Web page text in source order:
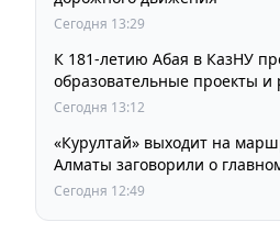
Сегодня 13:29
К 181-летию Абая в КазНУ
образовательные проекты и
области абаеведения
Сегодня 13:12
«Курултай» выходит на
Алматы заговорили о
Сегодня 12:49